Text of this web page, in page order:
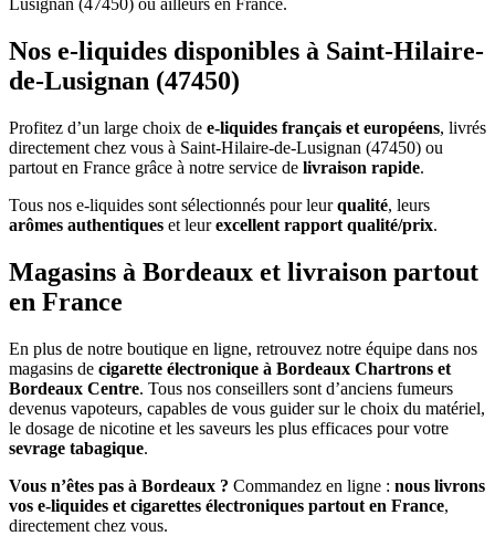
Lusignan (47450) ou ailleurs en France.
Nos e-liquides disponibles à Saint-Hilaire-
de-Lusignan (47450)
Profitez d’un large choix de e-liquides français et européens, livrés
directement chez vous à Saint-Hilaire-de-Lusignan (47450) ou
partout en France grâce à notre service de livraison rapide.
Tous nos e-liquides sont sélectionnés pour leurqualité, leurs
arômes authentiques et leurexcellent rapport qualité/prix.
Magasins à Bordeaux et livraison partout
en France
En plus de notre boutique en ligne, retrouvez notre équipe dans nos
magasins de cigarette électronique à Bordeaux Chartrons et
Bordeaux Centre. Tous nos conseillers sont d’anciens fumeurs
devenus vapoteurs, capables de vous guider sur le choix du matériel,
le dosage de nicotine et les saveurs les plus efficaces pour votre
sevrage tabagique.
Vous n’êtes pas à Bordeaux ? Commandez en ligne : nous livrons
vos e-liquides et cigarettes électroniques partout en France,
directement chez vous.